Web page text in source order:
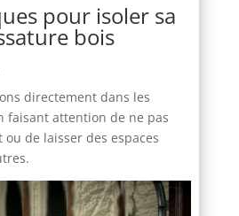
pour isoler sa
bois
directement dans les
faisant attention de ne pas
ou de laisser des espaces